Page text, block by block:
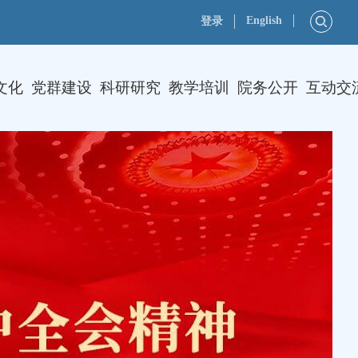
登录 English
化 党群建设 科研研究 教学培训 院务公开 互动交